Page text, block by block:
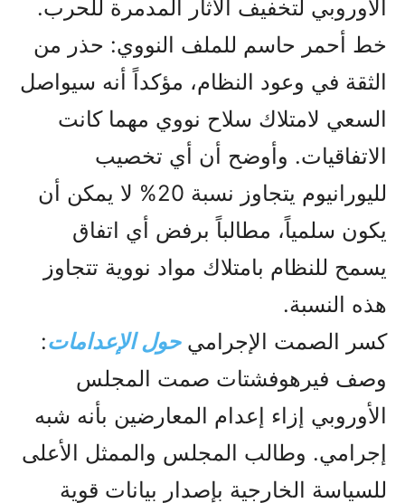
الأوروبي لتخفيف الآثار المدمرة للحرب.
خط أحمر حاسم للملف النووي: حذر من
الثقة في وعود النظام، مؤكداً أنه سيواصل
السعي لامتلاك سلاح نووي مهما كانت
الاتفاقيات. وأوضح أن أي تخصيب
لليورانيوم يتجاوز نسبة 20% لا يمكن أن
يكون سلمياً، مطالباً برفض أي اتفاق
يسمح للنظام بامتلاك مواد نووية تتجاوز
هذه النسبة.
كسر الصمت الإجراميحول الإعدامات:
وصف فيرهوفشتات صمت المجلس
الأوروبي إزاء إعدام المعارضين بأنه شبه
إجرامي. وطالب المجلس والممثل الأعلى
للسياسة الخارجية بإصدار بيانات قوية